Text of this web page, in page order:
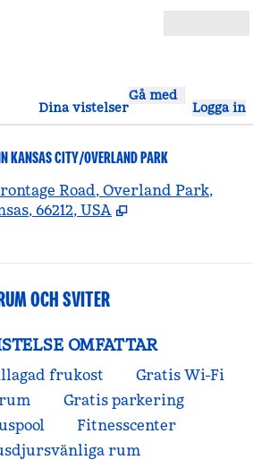
Dina vistelser
Gå med
Logga in
KANSAS CITY/OVERLAND PARK
Road, Overland Park,
66212, USA
OCH SVITER
OMFATTAR
frukost
Gratis Wi-Fi
Gratis parkering
Fitnesscenter
rum